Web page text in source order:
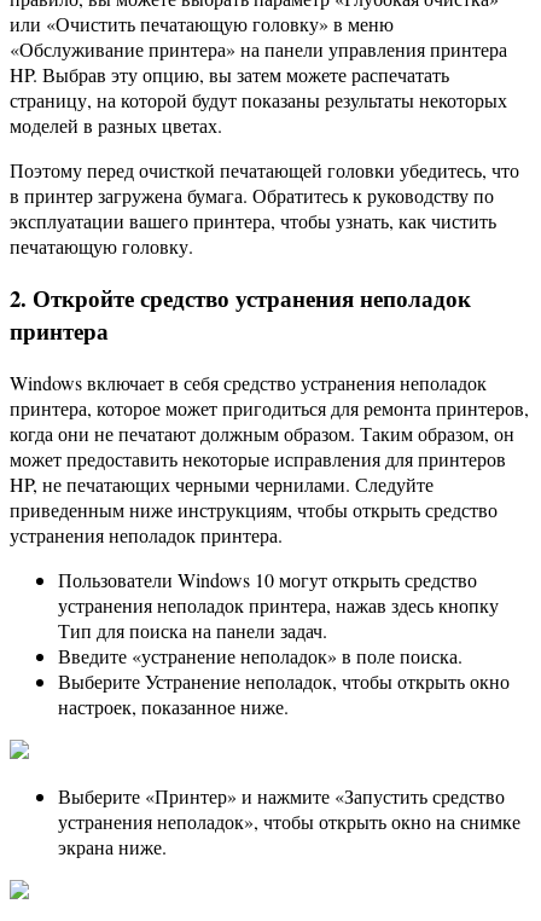
или «Очистить печатающую головку» в меню
«Обслуживание принтера» на панели управления принтера
HP. Выбрав эту опцию, вы затем можете распечатать
страницу, на которой будут показаны результаты некоторых
моделей в разных цветах.
Поэтому перед очисткой печатающей головки убедитесь, что
в принтер загружена бумага. Обратитесь к руководству по
эксплуатации вашего принтера, чтобы узнать, как чистить
печатающую головку.
2. Откройте средство устранения неполадок
принтера
Windows включает в себя средство устранения неполадок
принтера, которое может пригодиться для ремонта принтеров,
когда они не печатают должным образом. Таким образом, он
может предоставить некоторые исправления для принтеров
HP, не печатающих черными чернилами. Следуйте
приведенным ниже инструкциям, чтобы открыть средство
устранения неполадок принтера.
Пользователи Windows 10 могут открыть средство
устранения неполадок принтера, нажав здесь кнопку
Тип для поиска на панели задач.
Введите «устранение неполадок» в поле поиска.
Выберите Устранение неполадок, чтобы открыть окно
настроек, показанное ниже.
Выберите «Принтер» и нажмите «Запустить средство
устранения неполадок», чтобы открыть окно на снимке
экрана ниже.